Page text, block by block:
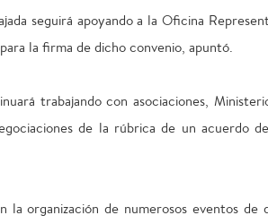
seguirá apoyando a la Oficina
la firma de dicho convenio, apuntó.
trabajando con asociaciones,
de la rúbrica de un acuerdo
la organización de numerosos eventos